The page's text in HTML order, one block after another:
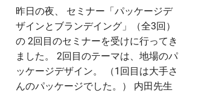
昨日の夜、 セミナー「パッケージデ
ザインとブランデイング」（全3回）
の 2回目のセミナーを受けに行ってき
ました。 2回目のテーマは、地場のパ
ッケージデザイン。 （1回目は大手さ
んのパッケージでした。） 内田先生